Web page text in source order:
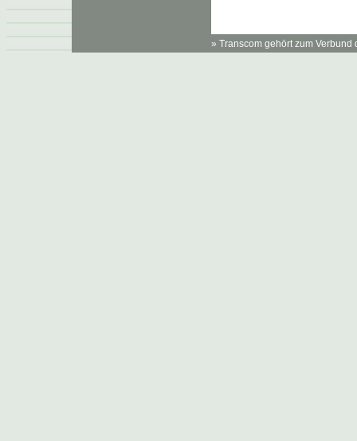
» Transcom gehört zum Verbund